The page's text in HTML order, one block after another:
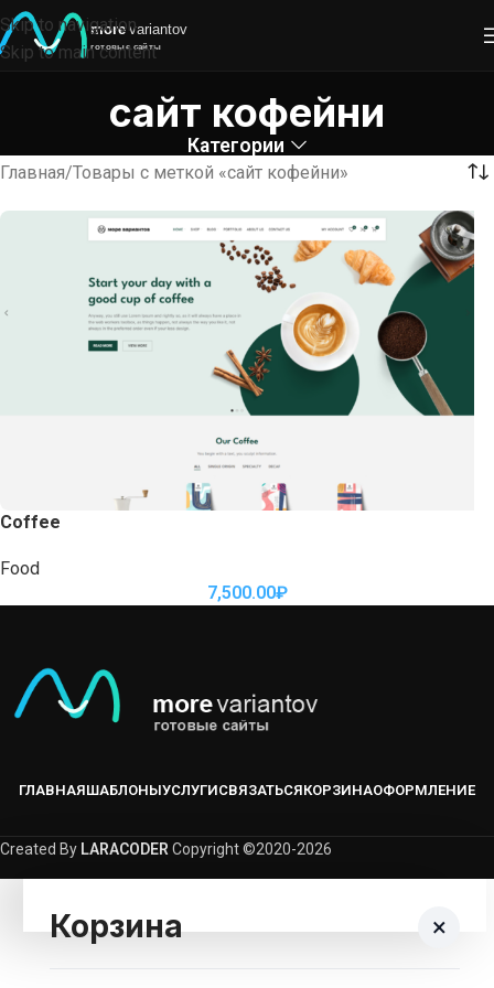
Skip to navigation
Skip to main content
сайт кофейни
Категории
Главная Товары с меткой «сайт кофейни»
Coffee
Food
7,500.00₽
ГЛАВНАЯШАБЛОНЫУСЛУГИСВЯЗАТЬСЯКОРЗИНАОФОРМЛЕНИЕ
Created By LARACODERCopyright ©2020-2026
Корзина ×